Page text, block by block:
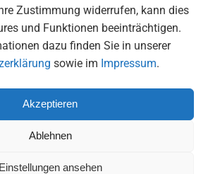
Zustimmung widerrufen, kann dies
und Funktionen beeinträchtigen.
dazu finden Sie in unserer
sowie im Impressum.
Akzeptieren
Ablehnen
Einstellungen ansehen